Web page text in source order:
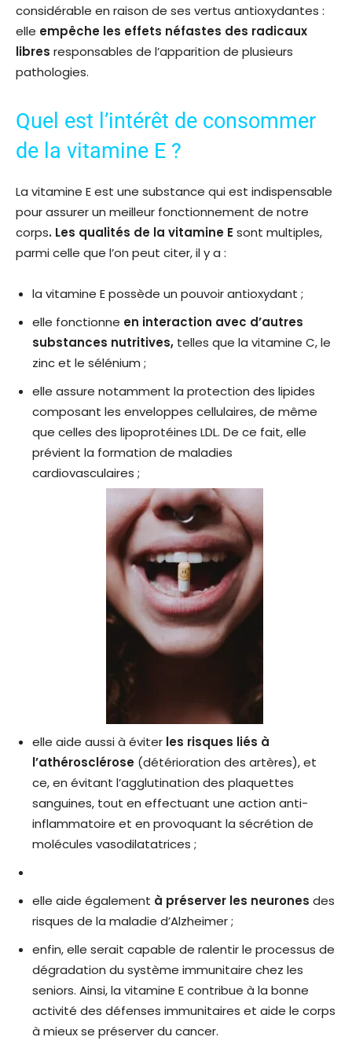
considérable en raison de ses vertus antioxydantes :
elle empêche les effets néfastes des radicaux
libres responsables de l’apparition de plusieurs
pathologies.
Quel est l’intérêt de consommer
de la vitamine E ?
La vitamine E est une substance qui est indispensable
pour assurer un meilleur fonctionnement de notre
corps. Les qualités de la vitamine E sont multiples,
parmi celle que l’on peut citer, il y a :
la vitamine E possède un pouvoir antioxydant ;
elle fonctionne en interaction avec d’autres
substances nutritives, telles que la vitamine C, le
zinc et le sélénium ;
elle assure notamment la protection des lipides
composant les enveloppes cellulaires, de même
que celles des lipoprotéines LDL. De ce fait, elle
prévient la formation de maladies
cardiovasculaires ;
elle aide aussi à éviter les risques liés à
l’athérosclérose (détérioration des artères), et
ce, en évitant l’agglutination des plaquettes
sanguines, tout en effectuant une action anti-
inflammatoire et en provoquant la sécrétion de
molécules vasodilatatrices ;
elle aide également à préserver les neurones des
risques de la maladie d’Alzheimer ;
enfin, elle serait capable de ralentir le processus de
dégradation du système immunitaire chez les
seniors. Ainsi, la vitamine E contribue à la bonne
activité des défenses immunitaires et aide le corps
à mieux se préserver du cancer.